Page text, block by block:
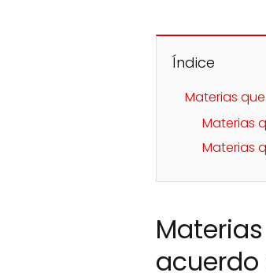
Índice
Materias
Materias
Materias